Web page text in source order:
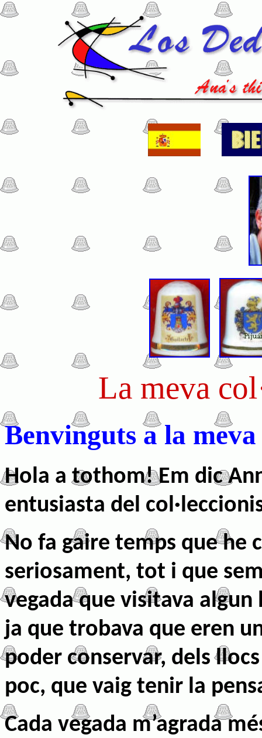
La meva
Benvinguts a la
Hola a tothom! Em dic
entusiasta del
No fa gaire temps que he
seriosament, tot i que
vegada que visitava algun
ja que trobava que eren
poder conservar, dels
poc, que vaig tenir la
Cada vegada m’agrada